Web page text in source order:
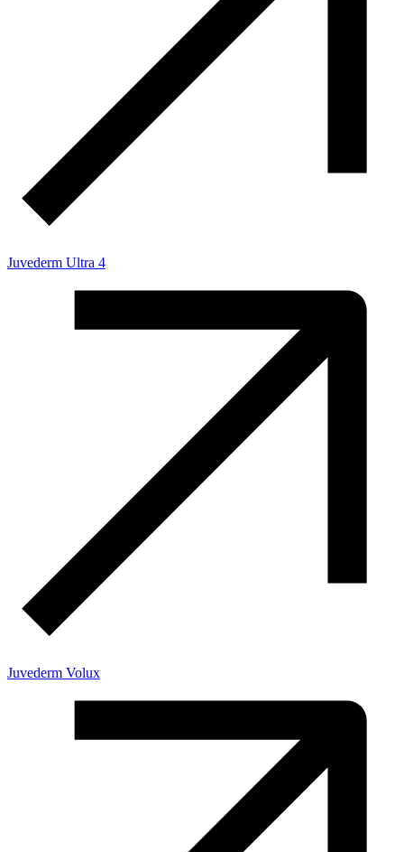
Juvederm Ultra 4
Juvederm Volux